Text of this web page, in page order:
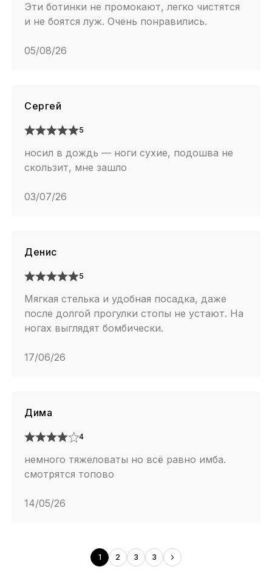
Эти ботинки не промокают, легко чистятся
и не боятся луж. Очень понравились.
05/08/26
Сергей
5
носил в дождь — ноги сухие, подошва не
скользит, мне зашло
03/07/26
Денис
5
Мягкая стелька и удобная посадка, даже
после долгой прогулки стопы не устают. На
ногах выглядят бомбически.
17/06/26
Дима
4
немного тяжеловаты но всё равно имба.
смотрятся топово
14/05/26
1 2 3 3